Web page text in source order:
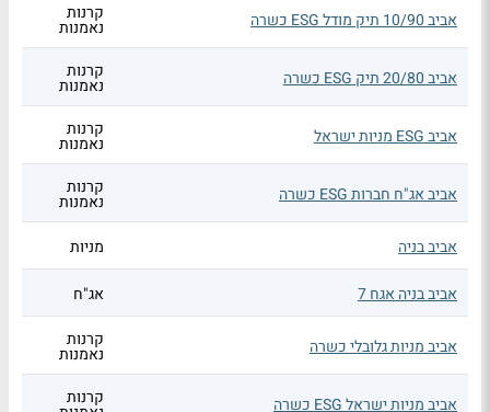
אביב 10/90 תיק מודל ESG כשרה קרנות
נאמנות
אביב 20/80 תיק ESG כשרה קרנות
נאמנות
אביב ESG מניות ישראל קרנות
נאמנות
אביב אג"ח חברות ESG כשרה קרנות
נאמנות
אביב בניה
מניות
אביב בניה אגח 7 אג"ח
אביב מניות גלובלי כשרה קרנות
נאמנות
אביב מניות ישראל ESG כשרה קרנות